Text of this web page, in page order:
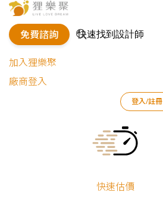
免費諮詢
加入狸樂聚
廠商登入
登入/註冊
快速估價
Current:
狸知道嗎
狸知道嗎